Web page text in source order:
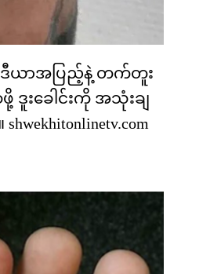
ဒီယာအပြည့်နဲ့ တက်တူး
ဒူးခေါင်းကို အသုံးချ